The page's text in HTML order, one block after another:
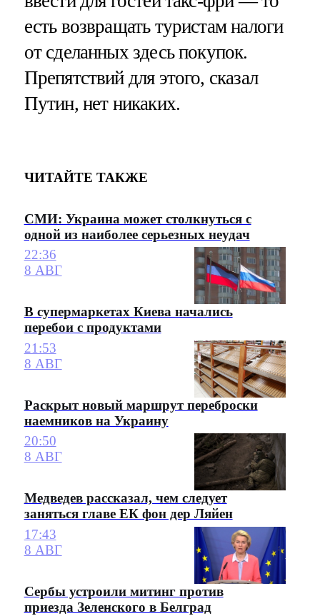
есть возвращать туристам налоги
от сделанных здесь покупок.
Препятствий для этого, сказал
Путин, нет никаких.
ЧИТАЙТЕ ТАКЖЕ
СМИ: Украина может столкнуться с
одной из наиболее серьезных неудач
22:36
8 АВГ
В супермаркетах Киева начались
перебои с продуктами
21:53
8 АВГ
Раскрыт новый маршрут переброски
наемников на Украину
20:50
8 АВГ
Медведев рассказал, чем следует
заняться главе ЕК фон дер Ляйен
17:43
8 АВГ
Сербы устроили митинг против
приезда Зеленского в Белград